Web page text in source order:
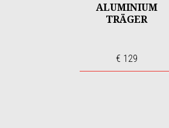
ALUMINIUM
TRÄGER
€ 129